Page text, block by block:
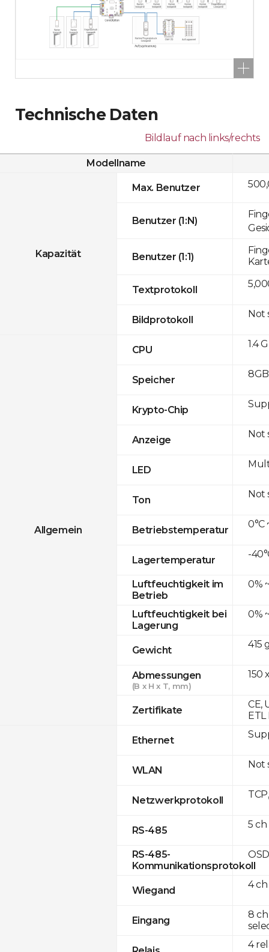
Technische Daten
Bildlauf nach links/rechts
Modellname
Kapazität
Max. Benutzer
Benutzer (1:N)
Benutzer (1:1)
Textprotokoll
Bildprotokoll
Allgemein
CPU
Speicher
Krypto-Chip
Anzeige
LED
Ton
Betriebstemperatur
Lagertemperatur
Luftfeuchtigkeit im
Betrieb
Luftfeuchtigkeit bei
Lagerung
Gewicht
Abmessungen
(B x H x T, mm)
Zertifikate
Ethernet
WLAN
Netzwerkprotokoll
RS-485
RS-485-
Kommunikationsprotokoll
Wiegand
Eingang
Not
1.4
Not
Not
0°C
-
0%
0%
415
150
CE,
ETL
Not
5 ch
4 ch
8
4